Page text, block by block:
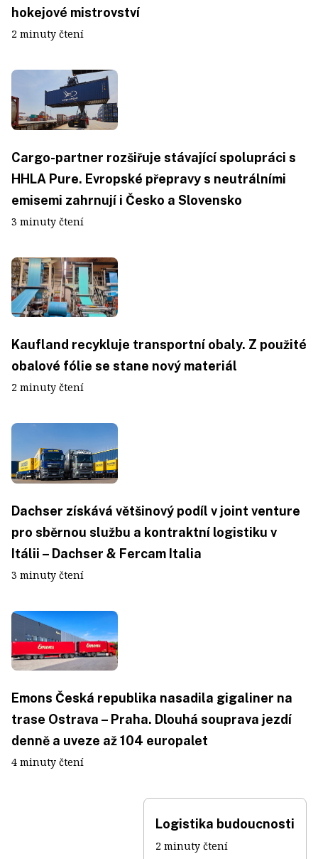
hokejové mistrovství
2 minuty čtení
Cargo-partner rozšiřuje stávající spolupráci s
HHLA Pure. Evropské přepravy s neutrálními
emisemi zahrnují i Česko a Slovensko
3 minuty čtení
Kaufland recykluje transportní obaly. Z použité
obalové fólie se stane nový materiál
2 minuty čtení
Dachser získává většinový podíl v joint venture
pro sběrnou službu a kontraktní logistiku v
Itálii – Dachser & Fercam Italia
3 minuty čtení
Emons Česká republika nasadila gigaliner na
trase Ostrava – Praha. Dlouhá souprava jezdí
denně a uveze až 104 europalet
4 minuty čtení
Logistika budoucnosti
2 minuty čtení